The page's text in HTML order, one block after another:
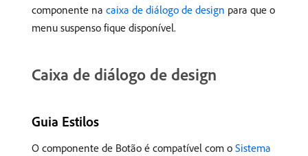
componente na caixa de diálogo de design para que o
menu suspenso fique disponível.
Caixa de diálogo de design
Guia Estilos
O componente de Botão é compatível com o Sistema